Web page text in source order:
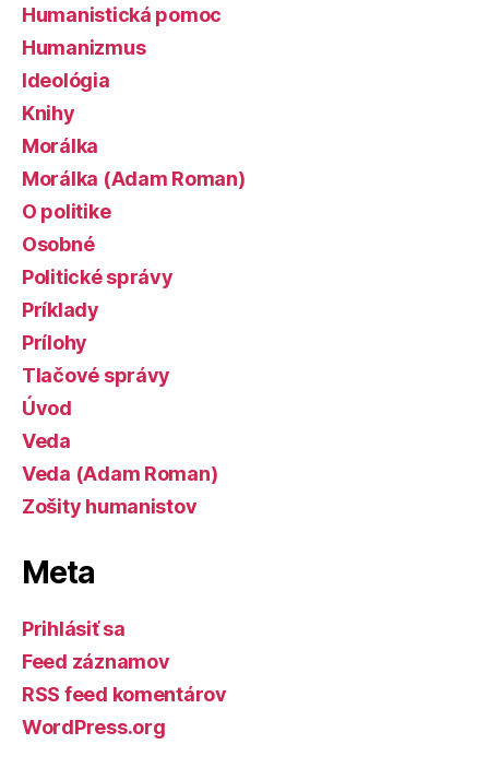
Humanistická pomoc
Humanizmus
Ideológia
Knihy
Morálka
Morálka (Adam Roman)
O politike
Osobné
Politické správy
Príklady
Prílohy
Tlačové správy
Úvod
Veda
Veda (Adam Roman)
Zošity humanistov
Meta
Prihlásiť sa
Feed záznamov
RSS feed komentárov
WordPress.org